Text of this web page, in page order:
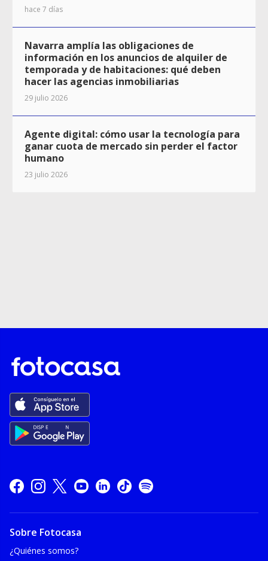
hace 7 días
Navarra amplía las obligaciones de
información en los anuncios de alquiler de
temporada y de habitaciones: qué deben
hacer las agencias inmobiliarias
29 julio 2026
Agente digital: cómo usar la tecnología para
ganar cuota de mercado sin perder el factor
humano
23 julio 2026
Sobre Fotocasa
¿Quiénes somos?